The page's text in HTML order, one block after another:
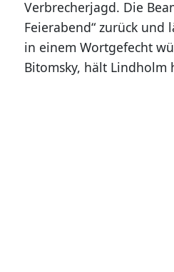
Verbrecherjagd. Die
Feierabend“ zurück
in einem Wortgefecht
Bitomsky, hält